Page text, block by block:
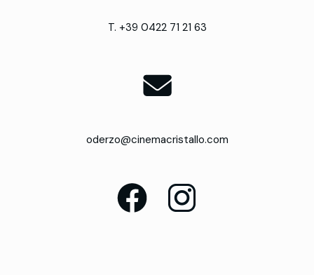
T. +39 0422 71 21 63
oderzo@cinemacristallo.com